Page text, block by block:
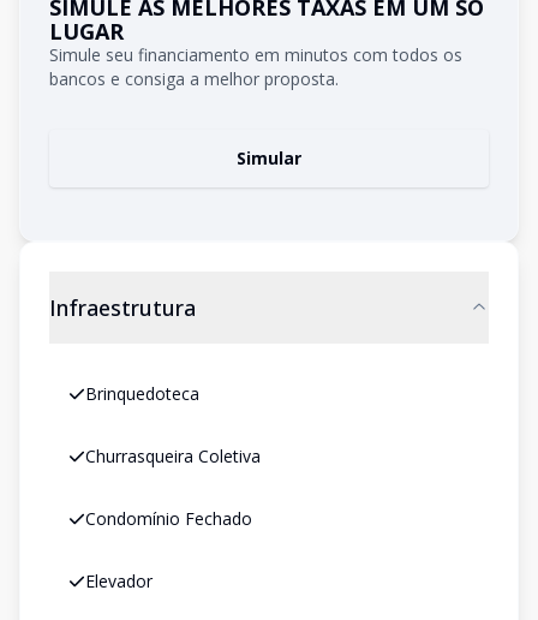
SIMULE AS MELHORES TAXAS EM UM SÓ
LUGAR
Simule seu financiamento em minutos com todos os
bancos e consiga a melhor proposta.
Simular
Infraestrutura
Brinquedoteca
Churrasqueira Coletiva
Condomínio Fechado
Elevador